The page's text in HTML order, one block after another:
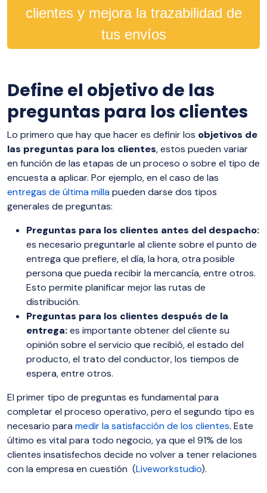
clientes y mejora la trazabilidad de
tus envíos
Define el objetivo de las
preguntas para los clientes
Lo primero que hay que hacer es definir los objetivos de
las preguntas para los clientes, estos pueden variar
en función de las etapas de un proceso o sobre el tipo de
encuesta a aplicar. Por ejemplo, en el caso de las
entregas de última millapueden darse dos tipos
generales de preguntas:
Preguntas para los clientes antes del despacho:
es necesario preguntarle al cliente sobre el punto de
entrega que prefiere, el día, la hora, otra posible
persona que pueda recibir la mercancía, entre otros.
Esto permite planificar mejor las rutas de
distribución.
Preguntas para los clientes después de la
entrega:es importante obtener del cliente su
opinión sobre el servicio que recibió, el estado del
producto, el trato del conductor, los tiempos de
espera, entre otros.
El primer tipo de preguntas es fundamental para
completar el proceso operativo, pero el segundo tipo es
necesario para medir la satisfacción de los clientes. Este
último es vital para todo negocio, ya que el 91% de los
clientes insatisfechos decide no volver a tener relaciones
con la empresa en cuestión (Liveworkstudio).